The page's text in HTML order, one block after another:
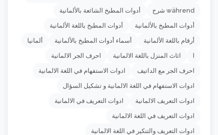
während شرح أدوات المطبخ الشائعة بالألمانية
أدوات المطبخ بالألمانية أدوات المطبخ باللغة الألمانية
أرقام باللغة الألمانية أسماء أدوات المطبخ بالألمانية ألمانيا
اثاث المنزل باللغة الالمانية احرف الجر الالمانية
احرف الجر مع الداتيف ادوات الاستفهام في اللغة الالمانية
ادوات الاستفهام في اللغة الالمانية و تشكيل السؤال
ادوات التعريف الالمانية ادوات التعريف في الالمانية
ادوات التعريف في اللغة الالمانية
ادوات التعريف والتنكير في اللغة الالمانية